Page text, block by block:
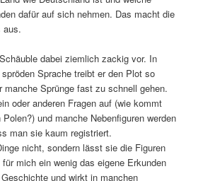
dafür auf sich nehmen. Das macht die
aus.
dabei ziemlich zackig vor. In
Sprache treibt er den Plot so
manche Sprünge fast zu schnell gehen.
oder anderen Fragen auf (wie kommt
und manche Nebenfiguren werden
man sie kaum registriert.
nicht, sondern lässt sie die Figuren
mich ein wenig das eigene Erkunden
und wirkt in manchen